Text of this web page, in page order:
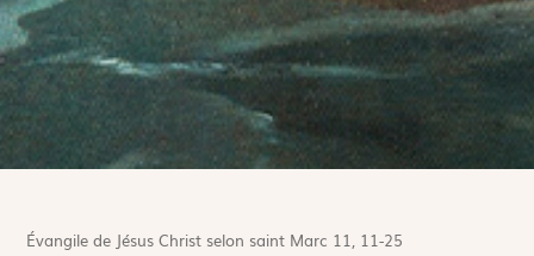
Évangile de Jésus Christ selon saint Marc 11, 11-25